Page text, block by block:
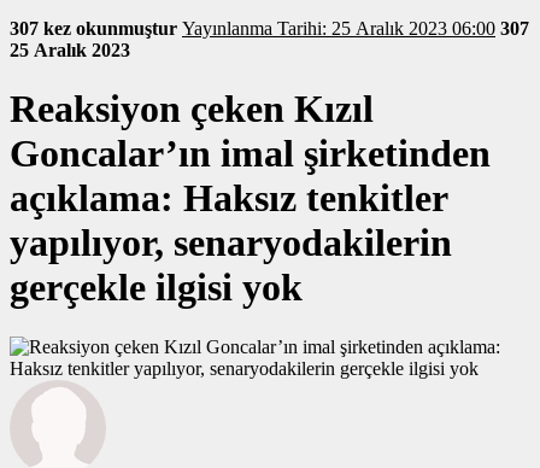
307 kez okunmuştur
Yayınlanma Tarihi: 25 Aralık 2023 06:00 307
25 Aralık 2023
Reaksiyon çeken Kızıl
Goncalar’ın imal şirketinden
açıklama: Haksız tenkitler
yapılıyor, senaryodakilerin
gerçekle ilgisi yok